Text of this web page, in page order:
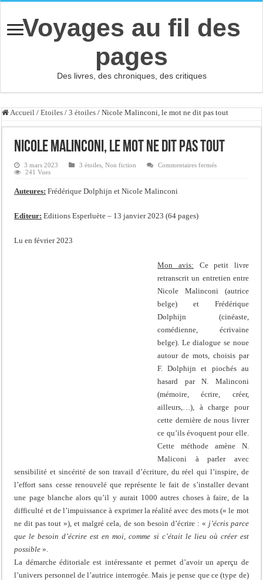
Voyages au fil des
pages
Des livres, des chroniques, des critiques
Accueil / Etoiles / 3 étoiles / Nicole Malinconi, le mot ne dit pas tout
Nicole Malinconi, le mot ne dit pas tout
3 mars 2023 3 étoiles ,Non fiction Commentaires ferméssur
241 Vues
Auteures: Frédérique Dolphijn et Nicole Malinconi
Editeur: Editions Esperluète – 13 janvier 2023 (64 pages)
Lu en février 2023
Mon avis: Ce petit livre
retranscrit un entretien entre
Nicole Malinconi (autrice
belge) et Frédérique
Dolphijn (cinéaste,
comédienne, écrivaine
belge). Le dialogue se noue
autour de mots, choisis par
F. Dolphijn et piochés au
hasard par N. Malinconi
(mémoire, écrire, créer,
ailleurs,…), à charge pour
cette dernière de nous livrer
ce qu’ils évoquent pour elle.
Cette méthode amène N.
Maliconi à parler avec
sensibilité et sincérité de son travail d’écriture, du réel qui l’inspire, de
l’effort sans cesse renouvelé que représente le fait de s’installer devant
une page blanche alors qu’il y aurait 1000 autres choses à faire, de la
difficulté et de l’impuissance à exprimer la réalité avec des mots (« le mot
ne dit pas tout »), et malgré cela, de son besoin d’écrire : « j’écris parce
que le besoin d’écrire est en moi, comme si c’était le lieu où créer est
possible ».
La démarche éditoriale est intéressante et permet d’avoir un aperçu de
l’univers personnel de l’autrice interrogée. Mais je pense que ce (type de)